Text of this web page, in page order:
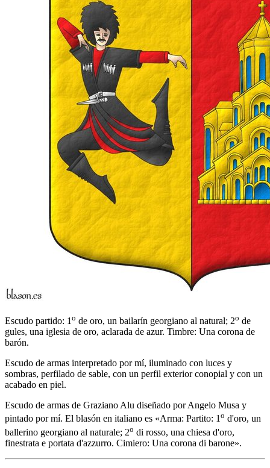
Escudo partido: 1 o de oro, un bailarín georgiano al natural; 2o de
gules, una iglesia de oro, aclarada de azur. Timbre: Una corona de
barón.
Escudo de armas interpretado por mí, iluminado con luces y
sombras, perfilado de sable, con un perfil exterior conopial y con un
acabado en piel.
Escudo de armas de Graziano Alu diseñado por Angelo Musa y
pintado por mí. El blasón en italiano es «Arma: Partito: 1 o d'oro, un
ballerino georgiano al naturale; 2o di rosso, una chiesa d'oro,
finestrata e portata d'azzurro. Cimiero: Una corona di barone».